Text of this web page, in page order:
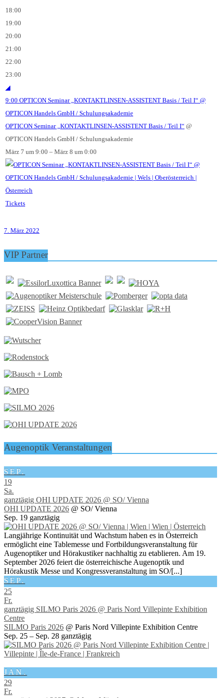
18:00
19:00
20:00
21:00
22:00
23:00
◢
9:00 OPTICON Seminar „KONTAKTLINSEN-ASSISTENT Basis / Teil I“ @
OPTICON Handels GmbH / Schulungsakademie
OPTICON Seminar „KONTAKTLINSEN-ASSISTENT Basis / Teil I“ @
OPTICON Handels GmbH / Schulungsakademie
März 7 um 9:00 – März 8 um 0:00
Tickets
7. März 2022
VIP Partner
Augenoptik Veranstaltungen
SEP.
19
Sa.
ganztägig OHI UPDATE 2026 @ SO/ Vienna
OHI UPDATE 2026 @ SO/ Vienna
Sep. 19 ganztägig
Langjährige Kontinuität und Wachstum haben es in Österreich
ermöglicht eine Tablemesse und Fortbildungsveranstaltung für
Augenoptiker und Hörakustiker nachhaltig zu etablieren. Am 19.
September 2026 feiert die österreichische Augenoptik und
Hörakustik Messe und Kongressveranstaltung im SO/[...]
SEP.
25
Fr.
ganztägig SILMO Paris 2026 @ Paris Nord Villepinte Exhibition
Centre
SILMO Paris 2026 @ Paris Nord Villepinte Exhibition Centre
Sep. 25 – Sep. 28 ganztägig
JAN.
29
Fr.